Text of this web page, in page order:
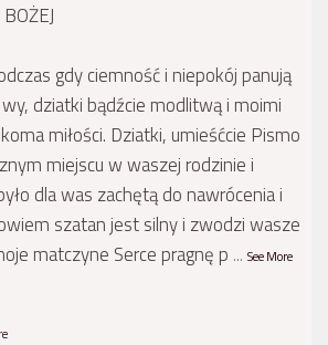
gdy ciemność i niepokój panują
dziatki bądźcie modlitwą i moimi
miłości. Dziatki, umieśćcie Pismo
miejscu w waszej rodzinie i
dla was zachętą do nawrócenia i
szatan jest silny i zwodzi wasze
matczyne Serce pragnę p ... See More